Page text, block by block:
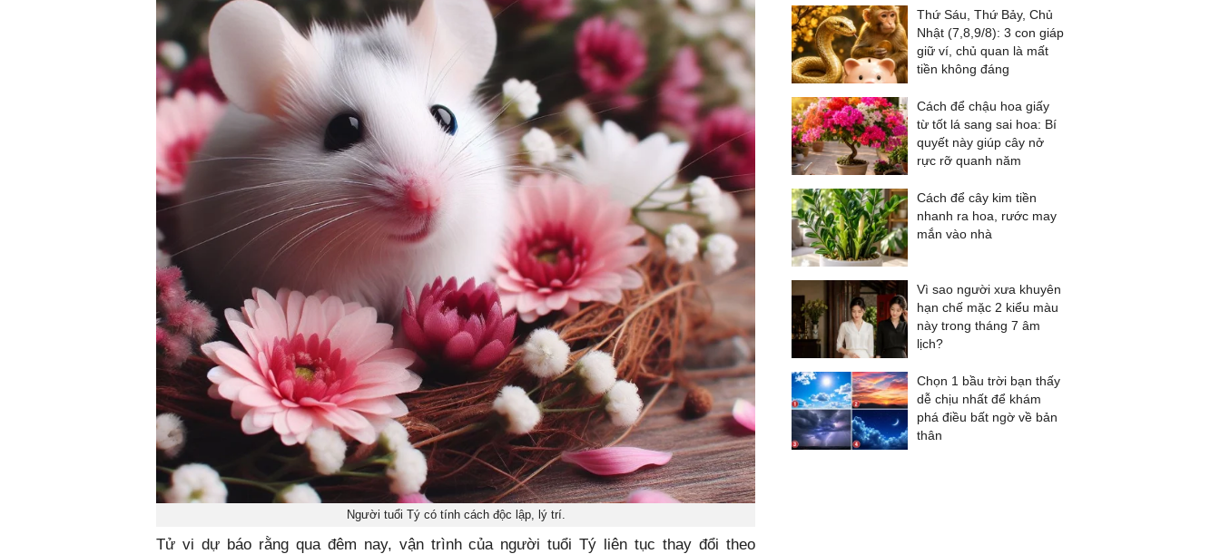
Người tuổi Tý có tính cách độc lập, lý trí.
Tử vi dự báo rằng qua đêm nay, vận trình của người tuổi Tý liên tục thay đổi theo
Thứ Sáu, Thứ Bảy, Chủ
Nhật (7,8,9/8): 3 con giáp
giữ ví, chủ quan là mất
tiền không đáng
Cách để chậu hoa giấy
từ tốt lá sang sai hoa: Bí
quyết này giúp cây nở
rực rỡ quanh năm
Cách để cây kim tiền
nhanh ra hoa, rước may
mắn vào nhà
Vì sao người xưa khuyên
hạn chế mặc 2 kiểu màu
này trong tháng 7 âm
lịch?
Chọn 1 bầu trời bạn thấy
dễ chịu nhất để khám
phá điều bất ngờ về bản
thân